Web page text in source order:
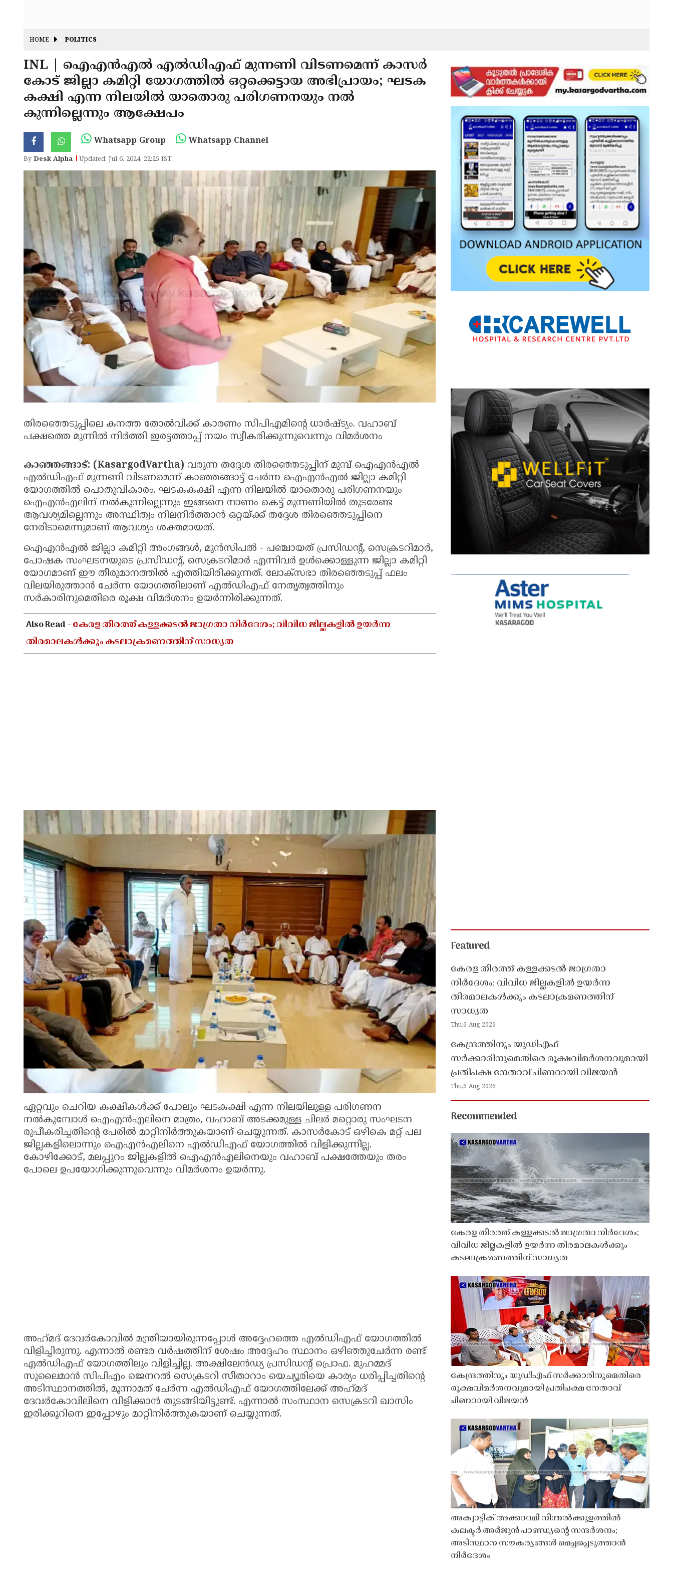
HOME POLITICS
INL | ഐഎൻഎൽ എൽഡിഎഫ് മുന്നണി വിടണമെന്ന് കാസർ
കോട് ജില്ലാ കമിറ്റി യോഗത്തിൽ ഒറ്റക്കെട്ടായ അഭിപ്രായം; ഘടക
കക്ഷി എന്ന നിലയിൽ യാതൊരു പരിഗണനയും നൽ
കുന്നില്ലെന്നും ആക്ഷേപം
Whatsapp Group Whatsapp Channel
ByDesk Alpha Updated: Jul 6, 2024, 22:25 IST
തിരഞ്ഞെടുപ്പിലെ കനത്ത തോൽവിക്ക് കാരണം സിപിഎമിന്റെ ധാർഷ്ട്യം. വഹാബ്
പക്ഷത്തെ മുന്നിൽ നിർത്തി ഇരട്ടത്താപ്പ് നയം സ്വീകരിക്കുന്നുവെന്നും വിമർശനം
കാഞ്ഞങ്ങാട്: (KasargodVartha) വരുന്ന തദ്ദേശ തിരഞ്ഞെടുപ്പിന് മുമ്പ് ഐഎൻഎൽ
എൽഡിഎഫ് മുന്നണി വിടണമെന്ന് കാഞ്ഞങ്ങാട്ട് ചേർന്ന ഐഎൻഎൽ ജില്ലാ കമിറ്റി
യോഗത്തിൽ പൊതുവികാരം. ഘടകകക്ഷി എന്ന നിലയിൽ യാതൊരു പരിഗണനയും
ഐഎൻഎലിന് നൽകുന്നില്ലെന്നും ഇങ്ങനെ നാണം കെട്ട് മുന്നണിയിൽ തുടരേണ്ട
ആവശ്യമില്ലെന്നും അസ്ഥിത്വം നിലനിർത്താൻ ഒറ്റയ്ക്ക് തദ്ദേശ തിരഞ്ഞെടുപ്പിനെ
നേരിടാമെന്നുമാണ് ആവശ്യം ശക്തമായത്.
ഐഎൻഎൽ ജില്ലാ കമിറ്റി അംഗങ്ങൾ, മുൻസിപൽ - പഞ്ചായത് പ്രസിഡന്റ്, സെക്രടറിമാർ,
പോഷക സംഘടനയുടെ പ്രസിഡന്റ്, സെക്രടറിമാർ എന്നിവർ ഉൾക്കൊള്ളുന്ന ജില്ലാ കമിറ്റി
യോഗമാണ് ഈ തീരുമാനത്തിൽ എത്തിയിരിക്കുന്നത്. ലോക്‌സഭാ തിരഞ്ഞെടുപ്പ് ഫലം
വിലയിരുത്താൻ ചേർന്ന യോഗത്തിലാണ് എൽഡിഎഫ് നേതൃത്വത്തിനും
സർകാരിനുമെതിരെ രൂക്ഷ വിമർശനം ഉയർന്നിരിക്കുന്നത്.
Also Read -കേരള തീരത്ത് കള്ളക്കടൽ ജാഗ്രതാ നിർദേശം; വിവിധ ജില്ലകളിൽ ഉയർന്ന
തിരമാലകൾക്കും കടലാക്രമണത്തിന് സാധ്യത
ഏറ്റവും ചെറിയ കക്ഷികൾക്ക് പോലും ഘടകക്ഷി എന്ന നിലയിലുള്ള പരിഗണന
നൽകുമ്പോൾ ഐഎൻഎലിനെ മാത്രം, വഹാബ് അടക്കമുള്ള ചിലർ മറ്റൊരു സംഘടന
രുപീകരിച്ചതിന്റെ പേരിൽ മാറ്റിനിർത്തുകയാണ് ചെയ്യുന്നത്. കാസർകോട് ഒഴികെ മറ്റ് പല
ജില്ലകളിലൊന്നും ഐഎൻഎലിനെ എൽഡിഎഫ് യോഗത്തിൽ വിളിക്കുന്നില്ല.
കോഴിക്കോട്, മലപ്പുറം ജില്ലകളിൽ ഐഎൻഎലിനെയും വഹാബ് പക്ഷത്തേയും തരം
പോലെ ഉപയോഗിക്കുന്നുവെന്നും വിമർശനം ഉയർന്നു.
അഹ്‌മദ്‌ ദേവർകോവിൽ മന്ത്രിയായിരുന്നപ്പോൾ അദ്ദേഹത്തെ എൽഡിഎഫ് യോഗത്തിൽ
വിളിച്ചിരുന്നു. എന്നാൽ രണ്ടര വർഷത്തിന് ശേഷം അദ്ദേഹം സ്ഥാനം ഒഴിഞ്ഞുചേർന്ന രണ്ട്
എൽഡിഎഫ് യോഗത്തിലും വിളിച്ചില്ല. അക്ഷിലേൻഡ്യ പ്രസിഡന്റ് പ്രൊഫ. മുഹമ്മദ്
സുലൈമാൻ സിപിഎം ജെനറൽ സെക്രടറി സീതാറാം യെച്യൂരിയെ കാര്യം ധരിപ്പിച്ചതിന്റെ
അടിസ്ഥാനത്തിൽ, മൂന്നാമത് ചേർന്ന എൽഡിഎഫ് യോഗത്തിലേക്ക് അഹ്‌മദ്‌
ദേവർകോവിലിനെ വിളിക്കാൻ തുടങ്ങിയിട്ടുണ്ട്. എന്നാൽ സംസ്ഥാന സെക്രടറി ഖാസിം
ഇരിക്കൂറിനെ ഇപ്പോഴും മാറ്റിനിർത്തുകയാണ് ചെയ്യുന്നത്.
Featured
കേരള തീരത്ത് കള്ളക്കടൽ ജാഗ്രതാ
നിർദേശം; വിവിധ ജില്ലകളിൽ ഉയർന്ന
തിരമാലകൾക്കും കടലാക്രമണത്തിന്
സാധ്യത
Thu,6 Aug 2026
കേന്ദ്രത്തിനും യുഡിഎഫ്
സർക്കാരിനുമെതിരെ രൂക്ഷവിമർശനവുമായി
പ്രതിപക്ഷ നേതാവ് പിണറായി വിജയൻ
Thu,6 Aug 2026
Recommended
കേരള തീരത്ത് കള്ളക്കടൽ ജാഗ്രതാ നിർദേശം;
വിവിധ ജില്ലകളിൽ ഉയർന്ന തിരമാലകൾക്കും
കടലാക്രമണത്തിന് സാധ്യത
കേന്ദ്രത്തിനും യുഡിഎഫ് സർക്കാരിനുമെതിരെ
രൂക്ഷവിമർശനവുമായി പ്രതിപക്ഷ നേതാവ്
പിണറായി വിജയൻ
അക്വാട്ടിക് അക്കാദമി നീന്തൽക്കുളത്തിൽ
കലക്ടർ അർജുൻ പാണ്ഡ്യൻ്റെ സന്ദർശനം;
അടിസ്ഥാന സൗകര്യങ്ങൾ മെച്ചപ്പെടുത്താൻ
നിർദേശം